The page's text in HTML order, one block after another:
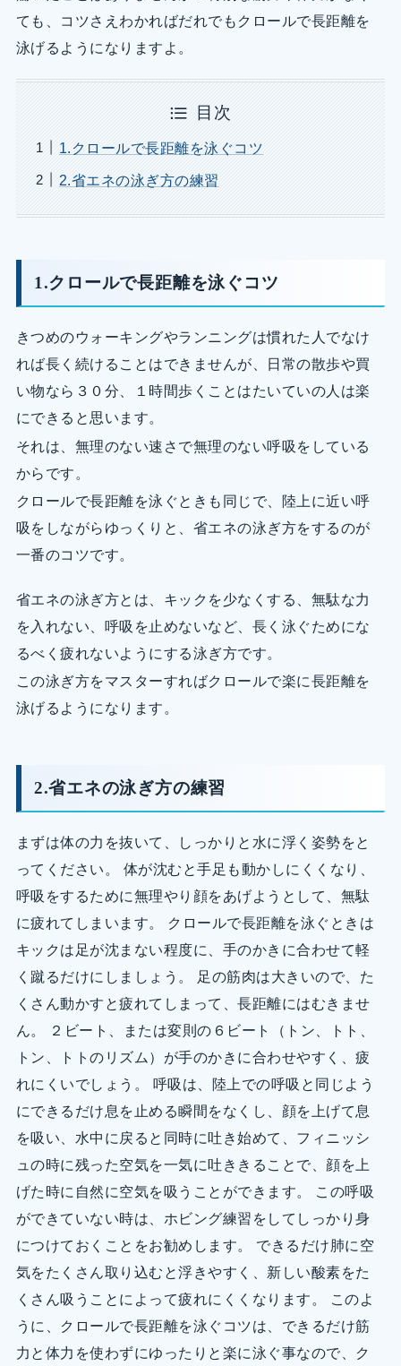
ても、コツさえわかればだれでもクロールで長距離を
泳げるようになりますよ。
目次
1.クロールで長距離を泳ぐコツ
2.省エネの泳ぎ方の練習
1.クロールで長距離を泳ぐコツ
きつめのウォーキングやランニングは慣れた人でなけ
れば長く続けることはできませんが、日常の散歩や買
い物なら３０分、１時間歩くことはたいていの人は楽
にできると思います。
それは、無理のない速さで無理のない呼吸をしている
からです。
クロールで長距離を泳ぐときも同じで、陸上に近い呼
吸をしながらゆっくりと、省エネの泳ぎ方をするのが
一番のコツです。
省エネの泳ぎ方とは、キックを少なくする、無駄な力
を入れない、呼吸を止めないなど、長く泳ぐためにな
るべく疲れないようにする泳ぎ方です。
この泳ぎ方をマスターすればクロールで楽に長距離を
泳げるようになります。
2.省エネの泳ぎ方の練習
まずは体の力を抜いて、しっかりと水に浮く姿勢をと
ってください。 体が沈むと手足も動かしにくくなり、
呼吸をするために無理やり顔をあげようとして、無駄
に疲れてしまいます。 クロールで長距離を泳ぐときは
キックは足が沈まない程度に、手のかきに合わせて軽
く蹴るだけにしましょう。 足の筋肉は大きいので、た
くさん動かすと疲れてしまって、長距離にはむきませ
ん。 ２ビート、または変則の６ビート（トン、トト、
トン、トトのリズム）が手のかきに合わせやすく、疲
れにくいでしょう。 呼吸は、陸上での呼吸と同じよう
にできるだけ息を止める瞬間をなくし、顔を上げて息
を吸い、水中に戻ると同時に吐き始めて、フィニッシ
ュの時に残った空気を一気に吐ききることで、顔を上
げた時に自然に空気を吸うことができます。 この呼吸
ができていない時は、ホビング練習をしてしっかり身
につけておくことをお勧めします。 できるだけ肺に空
気をたくさん取り込むと浮きやすく、新しい酸素をた
くさん吸うことによって疲れにくくなります。 このよ
うに、クロールで長距離を泳ぐコツは、できるだけ筋
力と体力を使わずにゆったりと楽に泳ぐ事なので、ク